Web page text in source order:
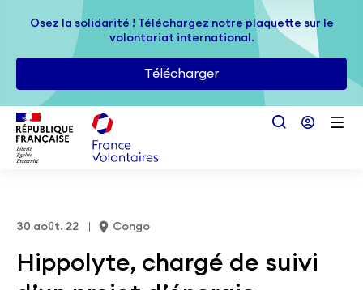
Passer au contenu principal
Osez la solidarité ! Téléchargez notre plaquette sur le
volontariat international.
Télécharger
Osez la solidarité ! Téléchargez notre plaquette sur le
volontariat international.
Télécharger
30 août. 22 Congo
Hippolyte, chargé de suivi